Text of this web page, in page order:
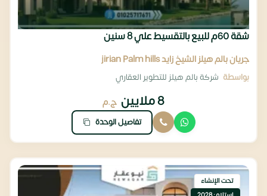
شقة 60م للبيع بالتقسيط علي 8 سنين
جريان بالم هيلز الشيخ زايد jirian Palm hills
بواسطة شركة بالم هيلز للتطوير العقاري
8 ملايين ج.م
تفاصيل الوحدة
تحت الإنشاء